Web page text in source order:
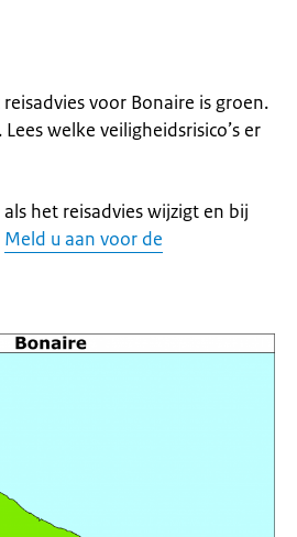
voor Bonaire is groen.
welke veiligheidsrisico’s er
het reisadvies wijzigt en bij
Meld u aan voor de